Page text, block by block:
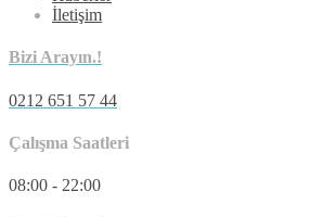
İletişim
Bizi Arayın.!
0212 651 57 44
Çalışma Saatleri
08:00 - 22:00